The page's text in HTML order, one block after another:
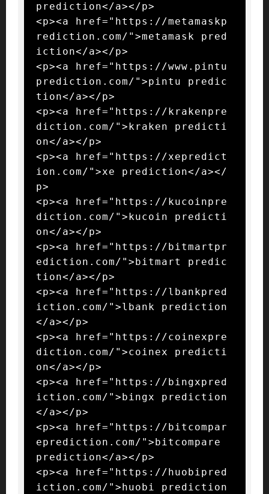
prediction</a></p>
<p><a href="https://metamaskp
rediction.com/">metamask pred
iction</a></p>
<p><a href="https://www.pintu
prediction.com/">pintu predic
tion</a></p>
<p><a href="https://krakenpre
diction.com/">kraken predicti
on</a></p>
<p><a href="https://xepredict
ion.com/">xe prediction</a></
p>
<p><a href="https://kucoinpre
diction.com/">kucoin predicti
on</a></p>
<p><a href="https://bitmartpr
ediction.com/">bitmart predic
tion</a></p>
<p><a href="https://lbankpred
iction.com/">lbank prediction
</a></p>
<p><a href="https://coinexpre
diction.com/">coinex predicti
on</a></p>
<p><a href="https://bingxpred
iction.com/">bingx prediction
</a></p>
<p><a href="https://bitcompar
eprediction.com/">bitcompare
prediction</a></p>
<p><a href="https://huobipred
iction.com/">huobi prediction